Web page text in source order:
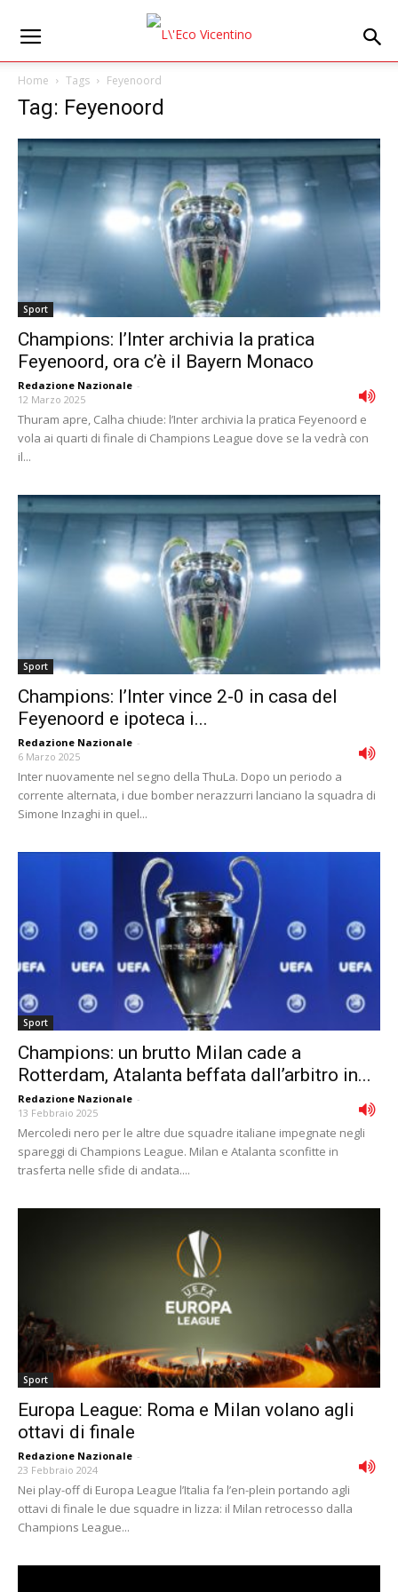
Home Tags Feyenoord
Tag: Feyenoord
Sport
Champions: l’Inter archivia la pratica
Feyenoord, ora c’è il Bayern Monaco
Redazione Nazionale -
12 Marzo 2025
Thuram apre, Calha chiude: l’Inter archivia la pratica Feyenoord e
vola ai quarti di finale di Champions League dove se la vedrà con
il...
Sport
Champions: l’Inter vince 2-0 in casa del
Feyenoord e ipoteca i...
Redazione Nazionale -
6 Marzo 2025
Inter nuovamente nel segno della ThuLa. Dopo un periodo a
corrente alternata, i due bomber nerazzurri lanciano la squadra di
Simone Inzaghi in quel...
Sport
Champions: un brutto Milan cade a
Rotterdam, Atalanta beffata dall’arbitro in...
Redazione Nazionale -
13 Febbraio 2025
Mercoledi nero per le altre due squadre italiane impegnate negli
spareggi di Champions League. Milan e Atalanta sconfitte in
trasferta nelle sfide di andata....
Sport
Europa League: Roma e Milan volano agli
ottavi di finale
Redazione Nazionale -
23 Febbraio 2024
Nei play-off di Europa League l’Italia fa l’en-plein portando agli
ottavi di finale le due squadre in lizza: il Milan retrocesso dalla
Champions League...